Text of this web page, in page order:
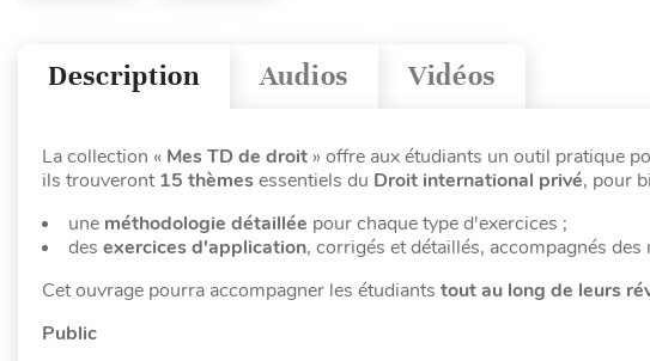
Vidéos
Audios
Description
La collection « Mes TD de droit » offre aux étudiants un outil pratique
ils trouveront15 thèmes essentiels du Droit international privé, pour
une méthodologie détaillée pour chaque type d'exercices ;
des exercices d'application, corrigés et détaillés, accompagnés
Cet ouvrage pourra accompagner les étudiants tout au long de leurs
Public